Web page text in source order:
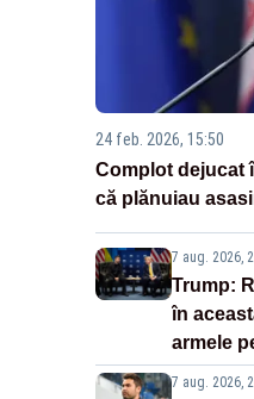
24 feb. 2026, 15:50
Complot dejucat
că plănuiau
7 aug. 2026,
Trump:
în
armele
7 aug. 2026,